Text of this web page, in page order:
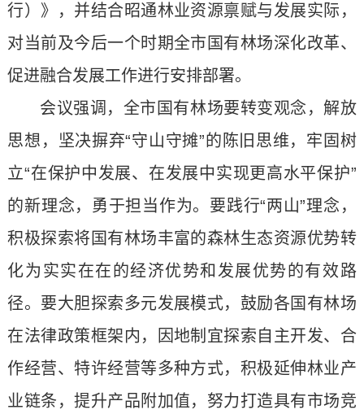
行）》，并结合昭通林业资源禀赋与发展实际，
对当前及今后一个时期全市国有林场深化改革、
促进融合发展工作进行安排部署。
会议强调，全市国有林场要转变观念，解放
思想，坚决摒弃“守山守摊”的陈旧思维，牢固树
立“在保护中发展、在发展中实现更高水平保护”
的新理念，勇于担当作为。要践行“两山”理念，
积极探索将国有林场丰富的森林生态资源优势转
化为实实在在的经济优势和发展优势的有效路
径。要大胆探索多元发展模式，鼓励各国有林场
在法律政策框架内，因地制宜探索自主开发、合
作经营、特许经营等多种方式，积极延伸林业产
业链条，提升产品附加值，努力打造具有市场竞